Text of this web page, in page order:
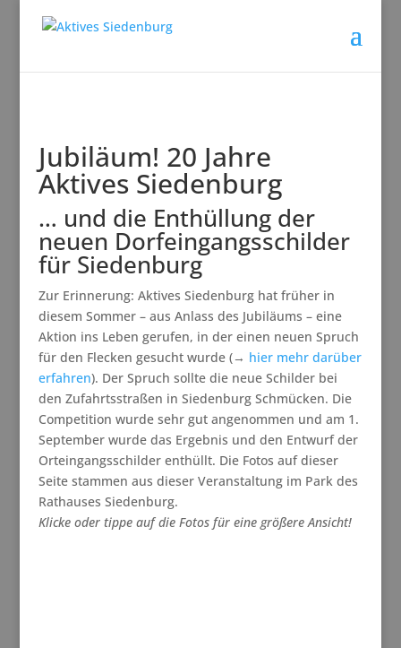
Jubiläum! 20 Jahre
Aktives Siedenburg
… und die Enthüllung der
neuen Dorfeingangsschilder
für Siedenburg
Zur Erinnerung: Aktives Siedenburg hat früher in
diesem Sommer – aus Anlass des Jubiläums – eine
Aktion ins Leben gerufen, in der einen neuen Spruch
für den Flecken gesucht wurde (→ hier mehr darüber
erfahren). Der Spruch sollte die neue Schilder bei
den Zufahrtsstraßen in Siedenburg Schmücken. Die
Competition wurde sehr gut angenommen und am 1.
September wurde das Ergebnis und den Entwurf der
Orteingangsschilder enthüllt. Die Fotos auf dieser
Seite stammen aus dieser Veranstaltung im Park des
Rathauses Siedenburg.
Klicke oder tippe auf die Fotos für eine größere Ansicht!